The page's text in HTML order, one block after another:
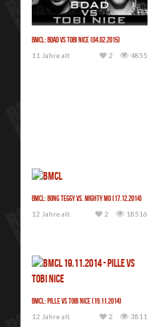
BMCL: Bdad vs Tobi Nice (04.02.2015)
11 Jahre alt
4855
2
BMCL: Bong Teggy vs. Mighty Mo (17.12.2014)
12 Jahre alt
18516
2
BMCL: Pille vs Tobi Nice (19.11.2014)
12 Jahre alt
3811
2